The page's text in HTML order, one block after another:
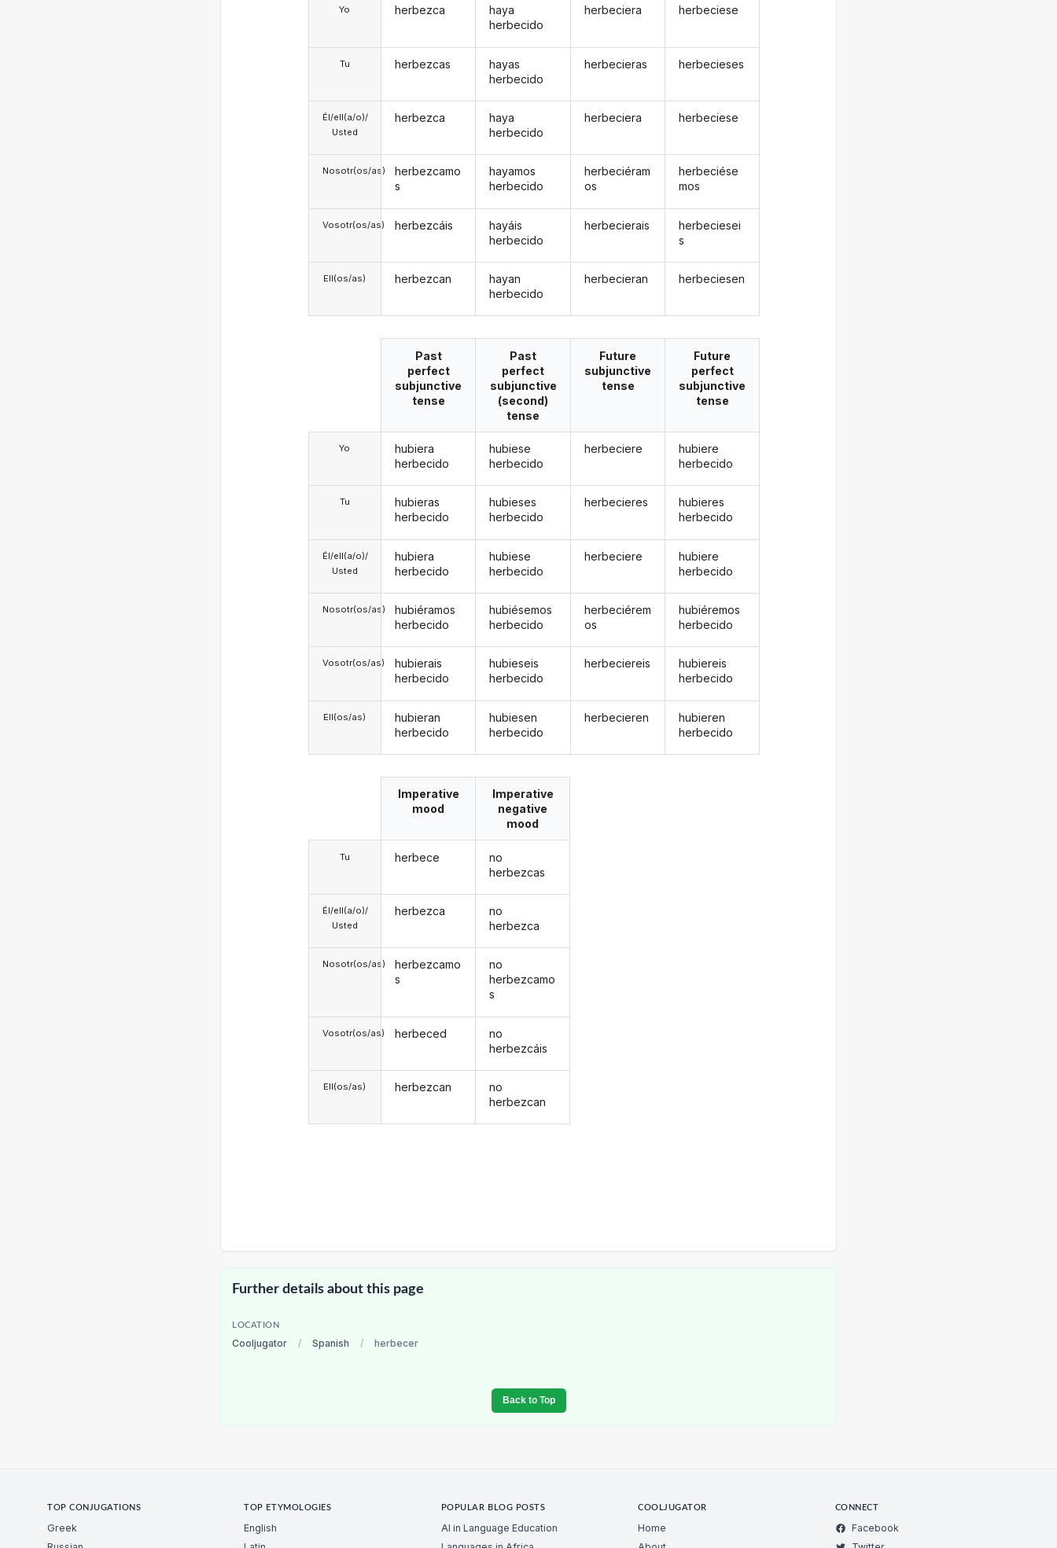
Yo
Tu
Él/ell(a/o)/
Usted
Nosotr(os/as)
Vosotr(os/as)
Ell(os/as)
herbezca
herbezcas
herbezca
herbezcamo
s
herbezcáis
herbezcan
haya
herbecido
hayas
herbecido
haya
herbecido
hayamos
herbecido
hayáis
herbecido
hayan
herbecido
herbeciera
herbecieras
herbeciera
herbeciéram
os
herbecierais
herbecieran
herbeciese
herbecieses
herbeciese
herbeciése
mos
herbeciesei
s
herbeciesen
Yo
Tu
Él/ell(a/o)/
Usted
Nosotr(os/as)
Vosotr(os/as)
Ell(os/as)
Past
perfect
subjunctive
tense
hubiera
herbecido
hubieras
herbecido
hubiera
herbecido
hubiéramos
herbecido
hubierais
herbecido
hubieran
herbecido
Past
perfect
subjunctive
(second)
tense
hubiese
herbecido
hubieses
herbecido
hubiese
herbecido
hubiésemos
herbecido
hubieseis
herbecido
hubiesen
herbecido
Future
subjunctive
tense
herbeciere
herbecieres
herbeciere
herbeciérem
os
herbeciereis
herbecieren
Future
perfect
subjunctive
tense
hubiere
herbecido
hubieres
herbecido
hubiere
herbecido
hubiéremos
herbecido
hubiereis
herbecido
hubieren
herbecido
Tu
Él/ell(a/o)/
Usted
Nosotr(os/as)
Vosotr(os/as)
Ell(os/as)
Imperative
mood
herbece
herbezca
herbezcamo
s
herbeced
herbezcan
Imperative
negative
mood
no
herbezcas
no
herbezca
no
herbezcamo
s
no
herbezcáis
no
herbezcan
Further details about this page
LOCATION
Cooljugator / Spanish / herbecer
Back to Top
TOP CONJUGATIONS
Greek
TOP ETYMOLOGIES
English
POPULAR BLOG POSTS
AI in Language Education
COOLJUGATOR
Home
CONNECT
Facebook